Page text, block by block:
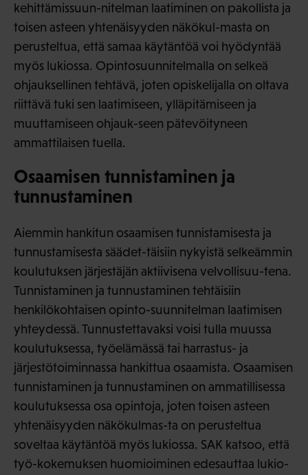
kehittämissuun-nitelman laatiminen on pakollista ja
toisen asteen yhtenäisyyden näkökul-masta on
perusteltua, että samaa käytäntöä voi hyödyntää
myös lukiossa. Opintosuunnitelmalla on selkeä
ohjauksellinen tehtävä, joten opiskelijalla on oltava
riittävä tuki sen laatimiseen, ylläpitämiseen ja
muuttamiseen ohjauk-seen pätevöityneen
ammattilaisen tuella.
Osaamisen tunnistaminen ja
tunnustaminen
Aiemmin hankitun osaamisen tunnistamisesta ja
tunnustamisesta säädet-täisiin nykyistä selkeämmin
koulutuksen järjestäjän aktiivisena velvollisuu-tena.
Tunnistaminen ja tunnustaminen tehtäisiin
henkilökohtaisen opinto-suunnitelman laatimisen
yhteydessä. Tunnustettavaksi voisi tulla muussa
koulutuksessa, työelämässä tai harrastus- ja
järjestötoiminnassa hankittua osaamista. Osaamisen
tunnistaminen ja tunnustaminen on ammatillisessa
koulutuksessa osa opintoja, joten toisen asteen
yhtenäisyyden näkökulmas-ta on perusteltua
soveltaa käytäntöä myös lukiossa. SAK katsoo, että
työ-kokemuksen huomioiminen edesauttaa lukio-